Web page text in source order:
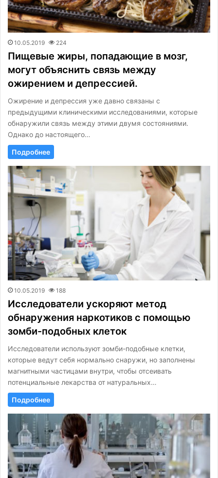
10.05.2019 224
Пищевые жиры, попадающие в мозг,
могут объяснить связь между
ожирением и депрессией.
Ожирение и депрессия уже давно связаны с
предыдущими клиническими исследованиями, которые
обнаружили связь между этими двумя состояниями.
Однако до настоящего…
Подробнее
10.05.2019 188
Исследователи ускоряют метод
обнаружения наркотиков с помощью
зомби-подобных клеток
Исследователи используют зомби-подобные клетки,
которые ведут себя нормально снаружи, но заполнены
магнитными частицами внутри, чтобы отсеивать
потенциальные лекарства от натуральных…
Подробнее